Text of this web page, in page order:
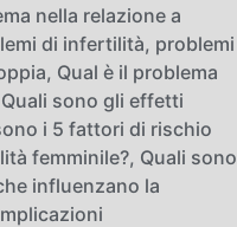
nella relazione a
di infertilità, problemi
, Qual è il problema
Quali sono gli effetti
i 5 fattori di rischio
femminile?, Quali sono
influenzano la